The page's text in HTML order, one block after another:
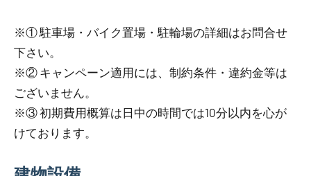
※① 駐車場・バイク置場・駐輪場の詳細はお問合せ
下さい。
※② キャンペーン適用には、制約条件・違約金等は
ございません。
※③ 初期費用概算は日中の時間では10分以内を心が
けております。